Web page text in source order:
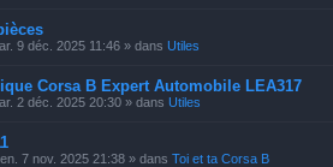
9 déc. 2025 11:46 » dans Utiles
Corsa B Expert Automobile LEA317
2 déc. 2025 20:30 » dans Utiles
7 nov. 2025 21:38 » dans Toi et ta Corsa B